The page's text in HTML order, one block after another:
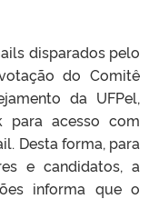
disparados pelo
do Comitê
da UFPel,
para acesso com
Desta forma, para
e candidatos, a
informa que o